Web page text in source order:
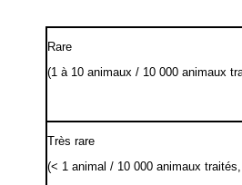
Rare
(1 à 10 animaux / 10 000 animaux
Très rare
(< 1 animal / 10 000 animaux